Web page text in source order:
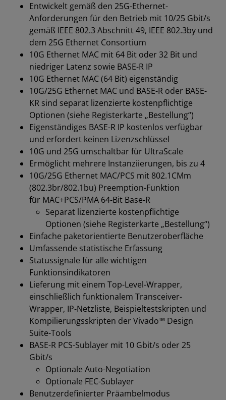
Entwickelt gemäß den 25G-Ethernet-
Anforderungen für den Betrieb mit 10/25 Gbit/s
gemäß IEEE 802.3 Abschnitt 49, IEEE 802.3by und
dem 25G Ethernet Consortium
10G Ethernet MAC mit 64 Bit oder 32 Bit und
niedriger Latenz sowie BASE-R IP
10G Ethernet MAC (64 Bit) eigenständig
10G/25G Ethernet MAC und BASE-R oder BASE-
KR sind separat lizenzierte kostenpflichtige
Optionen (siehe Registerkarte „Bestellung“)
Eigenständiges BASE-R IP kostenlos verfügbar
und erfordert keinen Lizenzschlüssel
10G und 25G umschaltbar für UltraScale
Ermöglicht mehrere Instanziierungen, bis zu 4
10G/25G Ethernet MAC/PCS mit 802.1CMm
(802.3br/802.1bu) Preemption-Funktion
für MAC+PCS/PMA 64-Bit Base-R
Separat lizenzierte kostenpflichtige
Optionen (siehe Registerkarte „Bestellung“)
Einfache paketorientierte Benutzeroberfläche
Umfassende statistische Erfassung
Statussignale für alle wichtigen
Funktionsindikatoren
Lieferung mit einem Top-Level-Wrapper,
einschließlich funktionalem Transceiver-
Wrapper, IP-Netzliste, Beispieltestskripten und
Kompilierungsskripten der Vivado™ Design
Suite-Tools
BASE-R PCS-Sublayer mit 10 Gbit/s oder 25
Gbit/s
Optionale Auto-Negotiation
Optionale FEC-Sublayer
Benutzerdefinierter Präambelmodus